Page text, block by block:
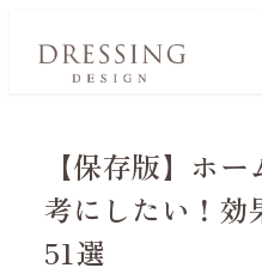
【保存版】ホ
考にしたい！効
51選